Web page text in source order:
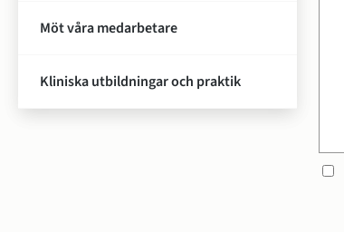
Möt våra medarbetare
Kliniska utbildningar och praktik